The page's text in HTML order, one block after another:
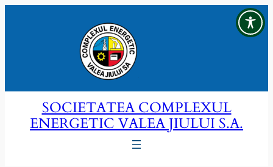
SOCIETATEA COMPLEXUL
ENERGETIC VALEA JIULUI S.A.